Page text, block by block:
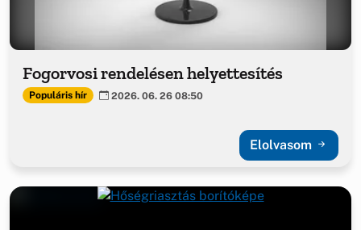
Fogorvosi rendelésen helyettesítés
Populáris hír 2026. 06. 26 08:50
Elolvasom